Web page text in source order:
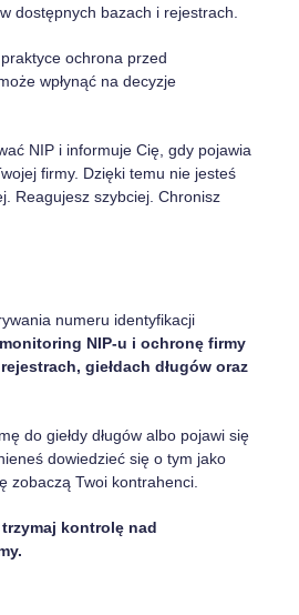
dostępnych bazach i rejestrach.
ochrona przed
wpłynąć na decyzje
NIP i informuje Cię, gdy pojawia
firmy. Dzięki temu nie jesteś
Reagujesz szybciej. Chronisz
numeru identyfikacji
NIP-u i ochronę firmy
giełdach długów oraz
do giełdy długów albo pojawi się
dowiedzieć się o tym jako
Twoi kontrahenci.
kontrolę nad